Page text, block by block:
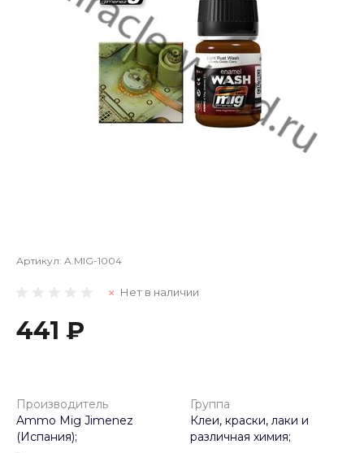
Артикул: A.MIG-1004
Нет в наличии
441 ₽
Производитель
Ammo Mig Jimenez
(Испания);
Группа
Клеи, краски, лаки и
различная химия;